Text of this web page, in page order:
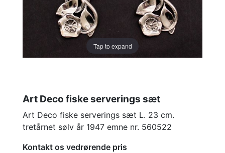
Tap to expand
Art Deco fiske serverings sæt
Art Deco fiske serverings sæt L. 23 cm.
tretårnet sølv år 1947 emne nr. 560522
Kontakt os vedrørende pris